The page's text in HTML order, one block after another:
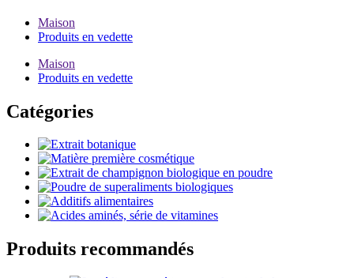
Maison
Produits en vedette
Maison
Produits en vedette
Catégories
Produits recommandés